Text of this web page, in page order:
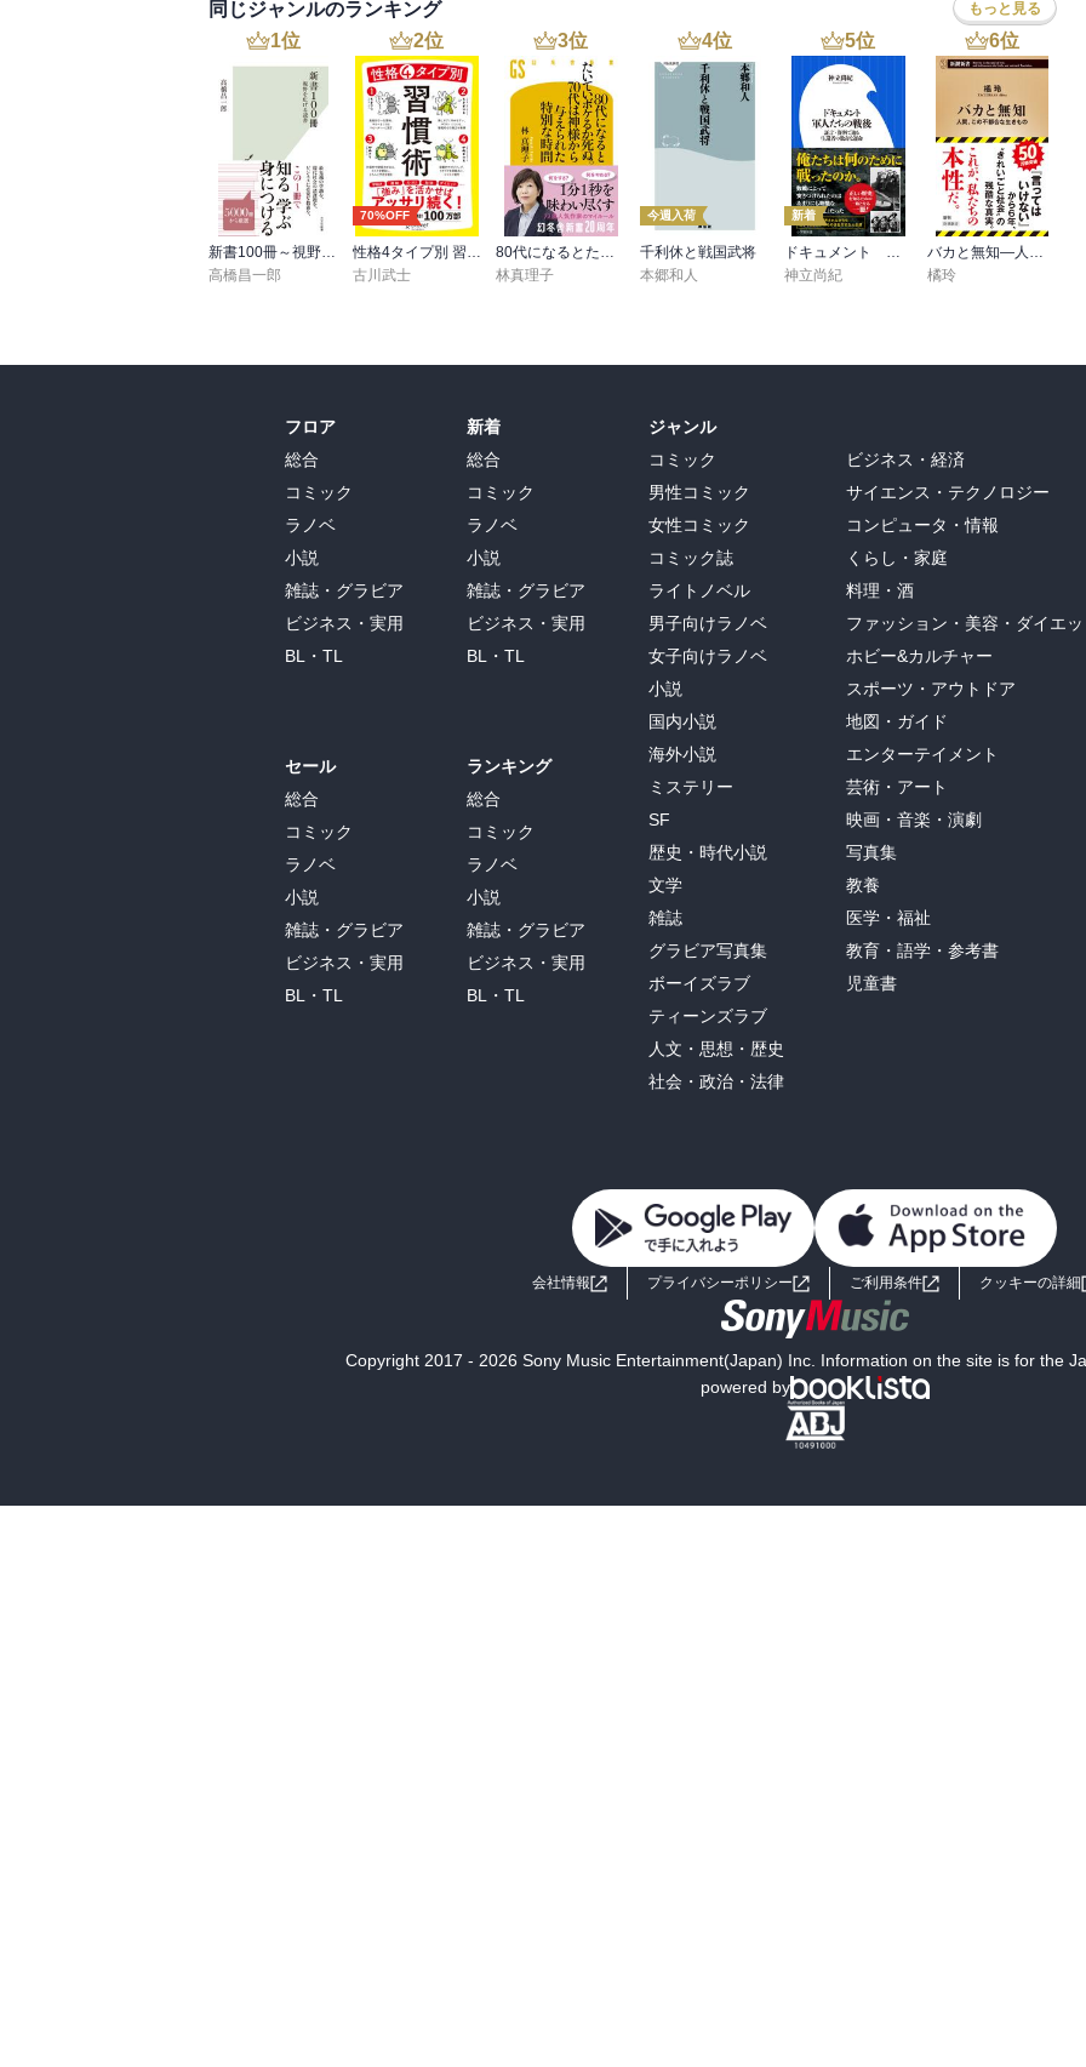
同じジャンルのランキング もっと見る
1位
新書100冊～視野を広げる読書～
高橋昌一郎
2位
70%OFF
性格4タイプ別 習慣術
古川武士
3位
80代になるとたいていボケるか死ぬ。70代は神様から与えられた特別な時間
林真理子
4位
今週入荷
千利休と戦国武将
本郷和人
5位
新着
ドキュメント 軍人たちの戦後 ～証言・資料で辿る生還者の数奇な運命～（小学館新書）
神立尚紀
6位
バカと無知―人間、この不都合な生きもの―（新潮新書）
橘玲
フロア
総合
コミック
ラノベ
小説
雑誌・グラビア
ビジネス・実用
BL・TL
セール
総合
コミック
ラノベ
小説
雑誌・グラビア
ビジネス・実用
BL・TL
新着
総合
コミック
ラノベ
小説
雑誌・グラビア
ビジネス・実用
BL・TL
ランキング
総合
コミック
ラノベ
小説
雑誌・グラビア
ビジネス・実用
BL・TL
ジャンル
コミック
男性コミック
女性コミック
コミック誌
ライトノベル
男子向けラノベ
女子向けラノベ
小説
国内小説
海外小説
ミステリー
SF
歴史・時代小説
文学
雑誌
グラビア写真集
ボーイズラブ
ティーンズラブ
人文・思想・歴史
社会・政治・法律
ビジネス・経済
サイエンス・テクノロジー
コンピュータ・情報
くらし・家庭
料理・酒
ファッション・美容・ダイエッ
ホビー&カルチャー
スポーツ・アウトドア
地図・ガイド
エンターテイメント
芸術・アート
映画・音楽・演劇
写真集
教養
医学・福祉
教育・語学・参考書
児童書
会社情報 プライバシーポリシー ご利用条件 クッキーの詳細
Copyright 2017 - 2026 Sony Music Entertainment(Japan) Inc. Information on the site is for the
powered by